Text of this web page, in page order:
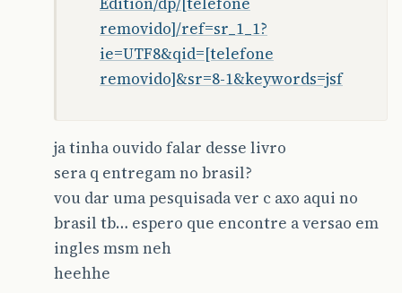
removido]/ref=sr_1_1?
ie=UTF8&qid=[telefone
removido]&sr=8-1&keywords=jsf
ja tinha ouvido falar desse livro
sera q entregam no brasil?
vou dar uma pesquisada ver c axo aqui no
brasil tb… espero que encontre a versao em
ingles msm neh
heehhe